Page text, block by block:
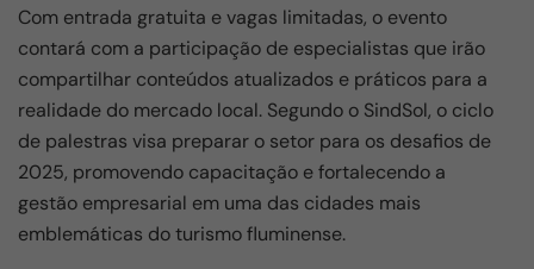
Com entrada gratuita e vagas limitadas, o evento
contará com a participação de especialistas que irão
compartilhar conteúdos atualizados e práticos para a
realidade do mercado local. Segundo o SindSol, o ciclo
de palestras visa preparar o setor para os desafios de
2025, promovendo capacitação e fortalecendo a
gestão empresarial em uma das cidades mais
emblemáticas do turismo fluminense.